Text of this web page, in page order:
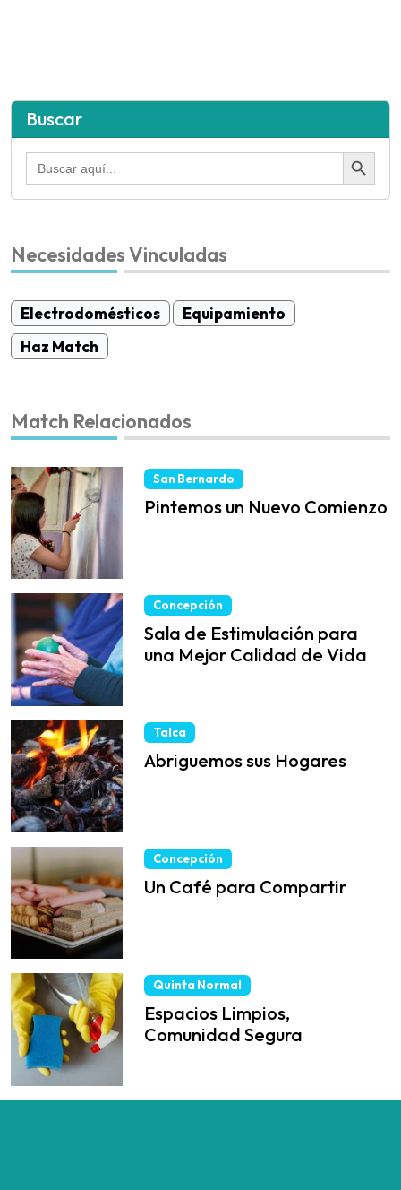
Buscar
Buscar: Botón de
Necesidades Vinculadas
Electrodomésticos
Equipamiento
Haz Match
Match Relacionados
San Bernardo
Pintemos un Nuevo Comienzo
Concepción
Sala de Estimulación para
una Mejor Calidad de Vida
Talca
Abriguemos sus Hogares
Concepción
Un Café para Compartir
Quinta Normal
Espacios Limpios,
Comunidad Segura